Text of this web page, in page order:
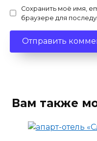
Сохранить моё имя,
браузере для
Вам также